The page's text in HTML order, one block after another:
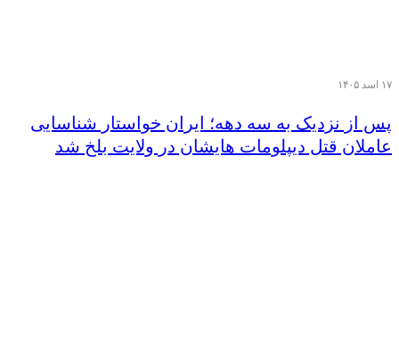
۱۷ اسد ۱۴۰۵
پس از نزدیک‌ به سه دهه؛ ایران خواستار شناسایی
عاملان قتل دیپلومات هایشان در ولایت بلخ شد